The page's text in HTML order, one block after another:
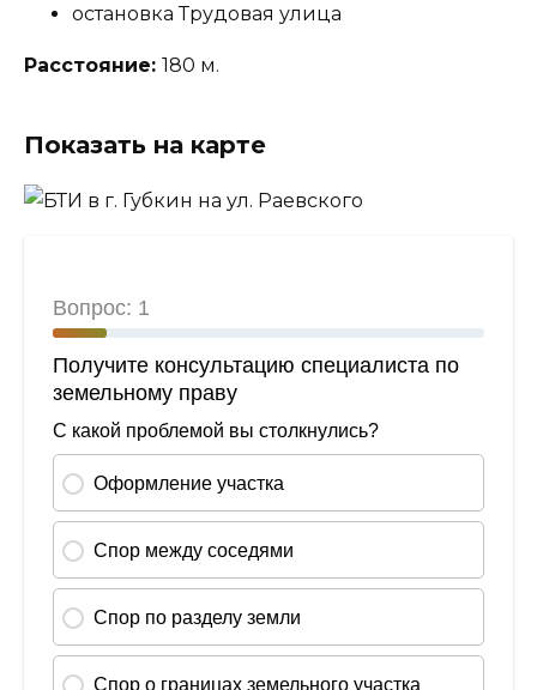
остановка Трудовая улица
Расстояние: 180 м.
Показать на карте